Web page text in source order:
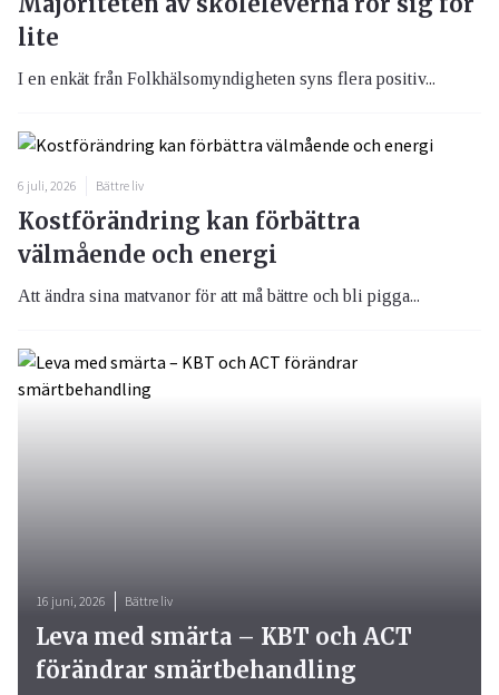
lite
I en enkät från Folkhälsomyndigheten syns flera positiv...
6 juli, 2026 Bättre liv
Kostförändring kan förbättra
välmående och energi
Att ändra sina matvanor för att må bättre och bli pigga...
16 juni, 2026 Bättre liv
Leva med smärta – KBT och ACT
förändrar smärtbehandling